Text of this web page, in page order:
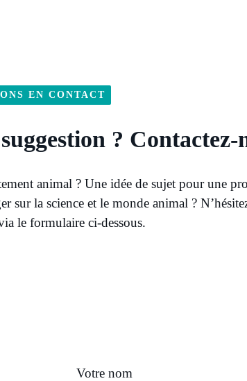
EN CONTACT
? Contactez-
animal ? Une idée de sujet pour une
sur la science et le monde animal ?
le formulaire ci-dessous.
Votre nom